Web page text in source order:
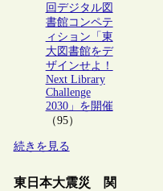
回デジタル図
書館コンペテ
ィション「東
大図書館をデ
ザインせよ！
Next Library
Challenge
2030」を開催
（95）
続きを見る
東日本大震災 関